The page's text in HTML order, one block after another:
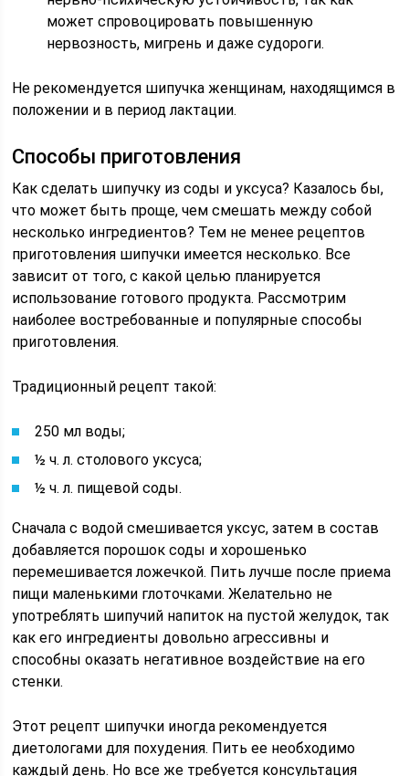
может спровоцировать повышенную
нервозность, мигрень и даже судороги.
Не рекомендуется шипучка женщинам, находящимся в
положении и в период лактации.
Способы приготовления
Как сделать шипучку из соды и уксуса? Казалось бы,
что может быть проще, чем смешать между собой
несколько ингредиентов? Тем не менее рецептов
приготовления шипучки имеется несколько. Все
зависит от того, с какой целью планируется
использование готового продукта. Рассмотрим
наиболее востребованные и популярные способы
приготовления.
Традиционный рецепт такой:
250 мл воды;
½ ч. л. столового уксуса;
½ ч. л. пищевой соды.
Сначала с водой смешивается уксус, затем в состав
добавляется порошок соды и хорошенько
перемешивается ложечкой. Пить лучше после приема
пищи маленькими глоточками. Желательно не
употреблять шипучий напиток на пустой желудок, так
как его ингредиенты довольно агрессивны и
способны оказать негативное воздействие на его
стенки.
Этот рецепт шипучки иногда рекомендуется
диетологами для похудения. Пить ее необходимо
каждый день. Но все же требуется консультация